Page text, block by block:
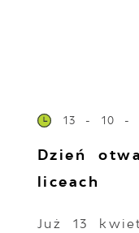
13 - 10 -
Dzień
liceach
Już 13